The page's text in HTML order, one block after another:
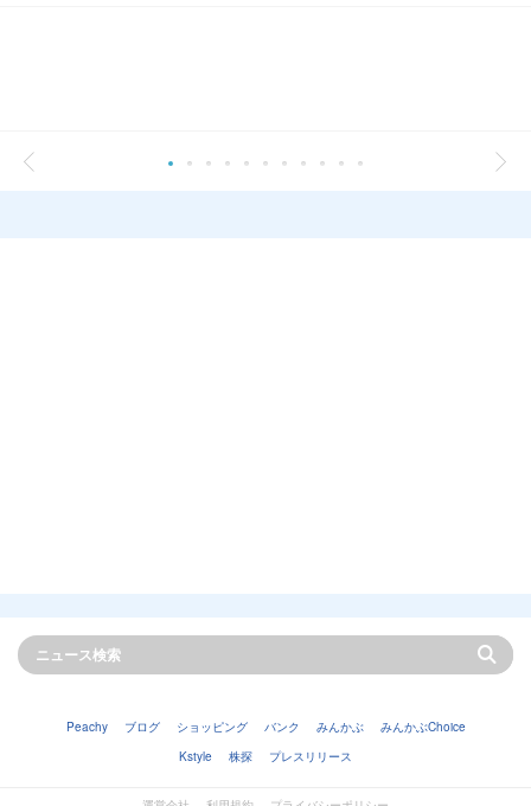
Peachy ブログ ショッピング バンク みんかぶ
みんかぶChoice
Kstyle
株探 プレスリリース